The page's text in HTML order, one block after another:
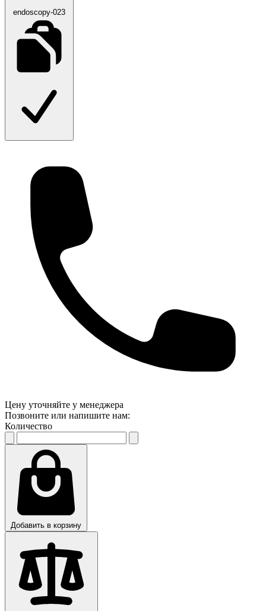
endoscopy-023
Цену уточняйте у менеджера
Позвоните или напишите нам:
Количество
Добавить в корзину